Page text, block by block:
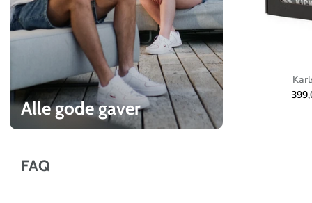
o
l
c
i
Alle gode gaver
FAQ